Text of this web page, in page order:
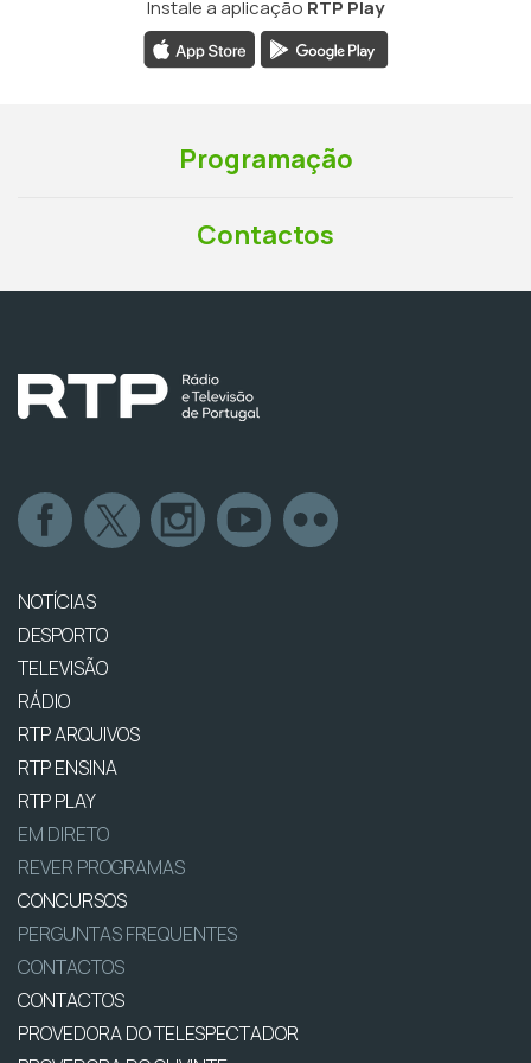
Instale a aplicação RTP Play
Programação
Contactos
NOTÍCIAS
DESPORTO
TELEVISÃO
RÁDIO
RTP ARQUIVOS
RTP ENSINA
RTP PLAY
EM DIRETO
REVER PROGRAMAS
CONCURSOS
PERGUNTAS FREQUENTES
CONTACTOS
CONTACTOS
PROVEDORA DO TELESPECTADOR